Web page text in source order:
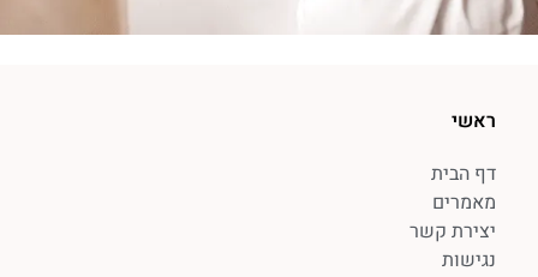
ראשי
דף הבית
מאמרים
יצירת קשר
נגישות